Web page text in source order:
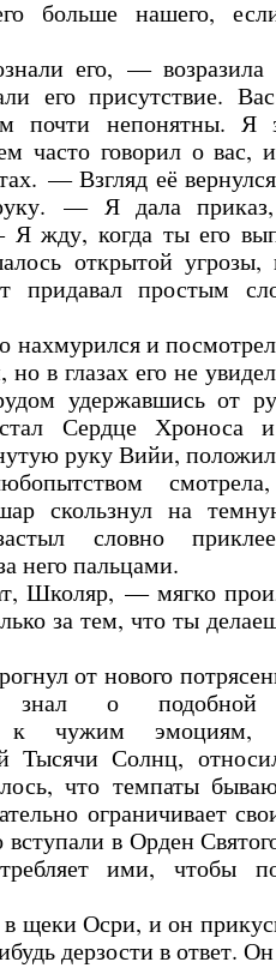
больше нашего,
его, —
его присутствие.
почти непонятны. Я
часто говорил о вас,
— Взгляд её
руку. — Я дала
Я жду, когда ты его
открытой угрозы,
придавал простым
и
в глазах его не
удержавшись от
Сердце Хроноса
руку Вийи,
смотрела,
скользнул на
словно
него пальцами.
Школяр, — мягко
за тем, что ты
от нового
знал о подобной
к чужим эмоциям,
Тысячи Солнц,
что темпаты
ограничивает
вступали в Орден
ими, чтобы
щеки Осри, и он
дерзости в ответ.